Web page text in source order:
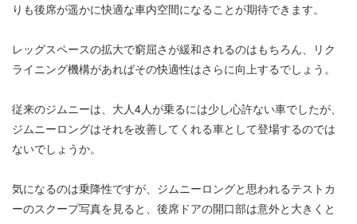
りも後席が遥かに快適な車内空間になることが期待できます。
レッグスペースの拡大で窮屈さが緩和されるのはもちろん、リク
ライニング機構があればその快適性はさらに向上するでしょう。
従来のジムニーは、大人4人が乗るには少し心許ない車でしたが、
ジムニーロングはそれを改善してくれる車として登場するのでは
ないでしょうか。
気になるのは乗降性ですが、ジムニーロングと思われるテストカ
ーのスクープ写真を見ると、後席ドアの開口部は意外と大きくと